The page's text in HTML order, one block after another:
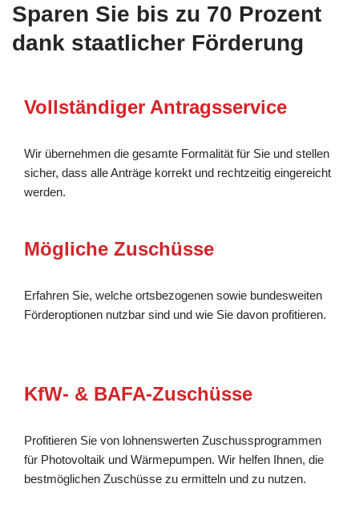
Sparen Sie bis zu 70 Prozent
dank staatlicher Förderung
Vollständiger Antragsservice
Wir übernehmen die gesamte Formalität für Sie und stellen
sicher, dass alle Anträge korrekt und rechtzeitig eingereicht
werden.
Mögliche Zuschüsse
Erfahren Sie, welche ortsbezogenen sowie bundesweiten
Förderoptionen nutzbar sind und wie Sie davon profitieren.
KfW- & BAFA-Zuschüsse
Profitieren Sie von lohnenswerten Zuschussprogrammen
für Photovoltaik und Wärmepumpen. Wir helfen Ihnen, die
bestmöglichen Zuschüsse zu ermitteln und zu nutzen.